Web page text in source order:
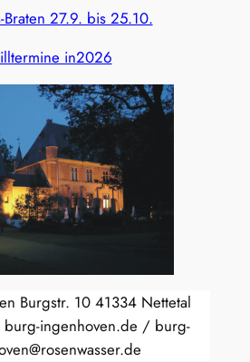
Braten 27.9. bis 25.10.
in2026
Burgstr. 10 41334 Nettetal
burg-ingenhoven.de / burg-